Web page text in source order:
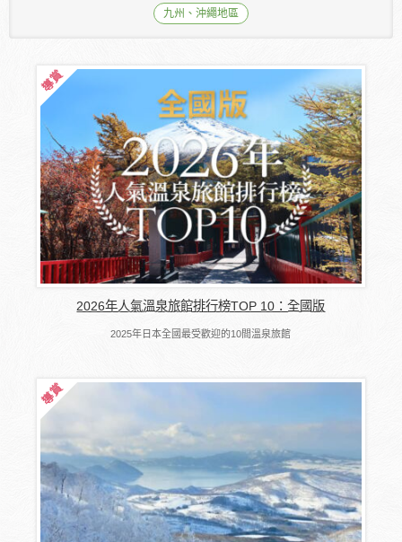
九州、沖繩地區
2026年人氣溫泉旅館排行榜TOP 10：全國版
2025年日本全國最受歡迎的10間溫泉旅館